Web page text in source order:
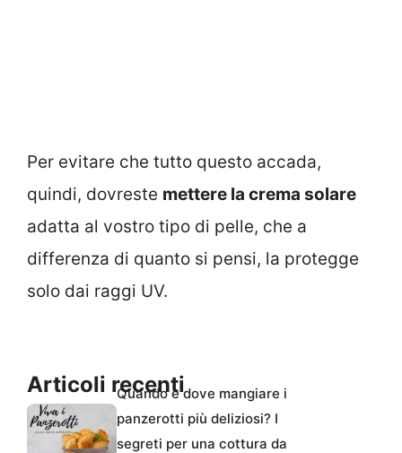
Per evitare che tutto questo accada,
quindi, dovreste mettere la crema solare
adatta al vostro tipo di pelle, che a
differenza di quanto si pensi, la protegge
solo dai raggi UV.
Articoli recentiQuando e dove mangiare i
panzerotti più deliziosi? I
segreti per una cottura da